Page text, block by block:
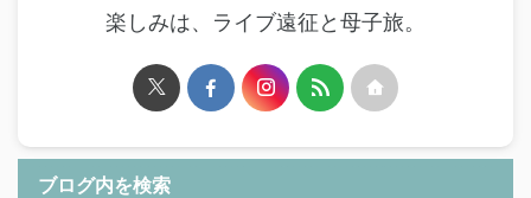
楽しみは、ライブ遠征と母子旅。
ブログ内を検索